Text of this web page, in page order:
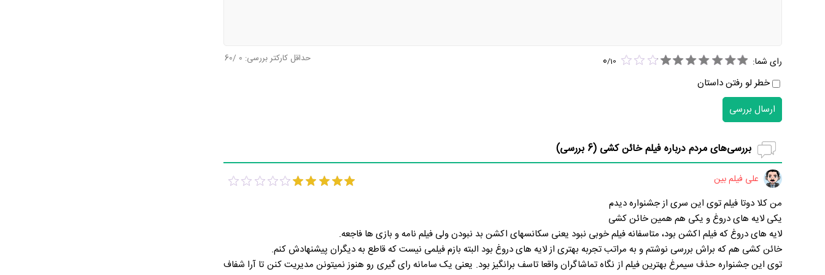
رای شما: 0/10
خطر لو رفتن داستان
حداقل کارکتر بررسی: 0
/60
ارسال بررسی
بررسی‌های مردم درباره فیلم خائن کشی (6 بررسی)
علی فیلم بین
من کلا دوتا فیلم توی این سری از جشنواره دیدم
یکی لایه های دروغ و یکی هم همین خائن کشی
لایه های دروغ که فیلم اکشن بود، متاسفانه فیلم خوبی نبود یعنی سکانسهای اکشن بد نبودن ولی فیلم نامه و بازی ها فاجعه.
خائن کشی هم که براش بررسی نوشتم و به مراتب تجربه بهتری از لایه های دروغ بود البته بازم فیلمی نیست که قاطع به دیگران پیشنهادش کنم.
توی این جشنواره حذف سیمرغ بهترین فیلم از نگاه تماشاگران واقعا تاسف برانگیز بود. یعنی یک سامانه رای گیری رو هنوز نمیتونن مدیریت کنن تا آرا شفاف